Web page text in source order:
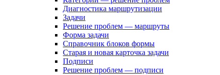
Диагностика маршрутизации
Задачи
Решение проблем — маршруты
Форма задачи
Справочник блоков формы
Старая и новая карточка задачи
Подписи
Решение проблем — подписи